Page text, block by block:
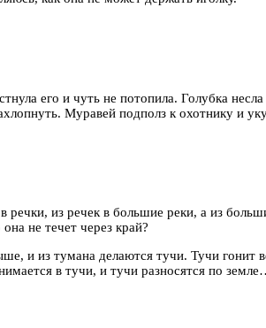
его и чуть не потопила. Голубка
Муравей подполз к охотнику и
речки, из речек в большие реки, а из
не течет через край?
и из тумана делаются тучи. Тучи гонит
в тучи, и тучи разносятся по